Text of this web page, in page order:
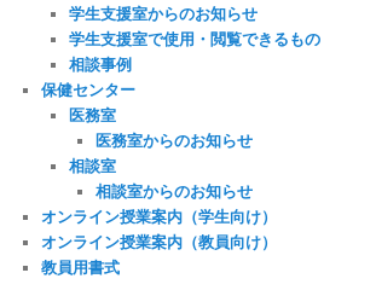
学生支援室からのお知らせ
学生支援室で使用・閲覧できるもの
相談事例
保健センター
医務室
医務室からのお知らせ
相談室
相談室からのお知らせ
オンライン授業案内（学生向け）
オンライン授業案内（教員向け）
教員用書式